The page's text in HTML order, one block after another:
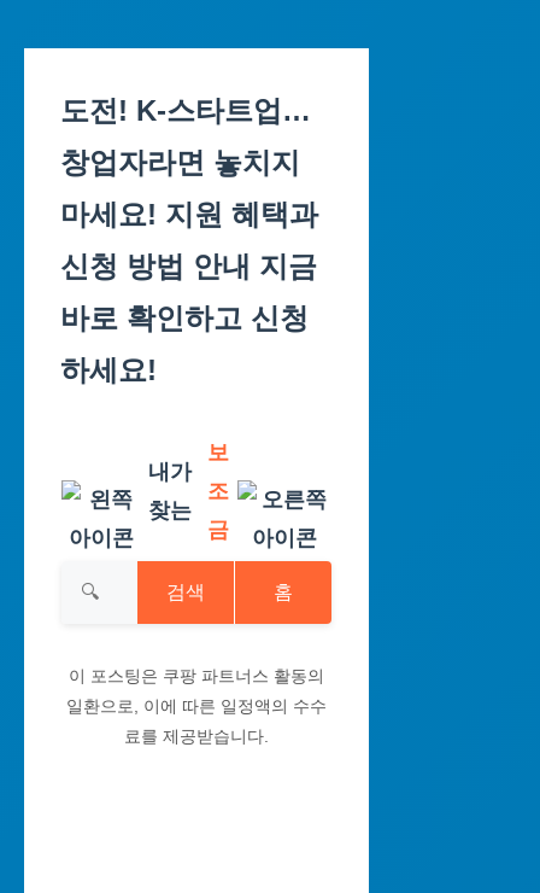
도전! K-스타트업…
창업자라면 놓치지
마세요! 지원 혜택과
신청 방법 안내 지금
바로 확인하고 신청
하세요!
내가
찾는
보
조
금
검색 홈
이 포스팅은 쿠팡 파트너스 활동의
일환으로, 이에 따른 일정액의 수수
료를 제공받습니다.